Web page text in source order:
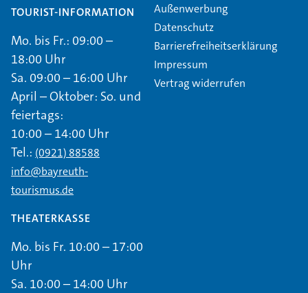
TOURIST-INFORMATION
Mo. bis Fr.: 09:00 –
18:00 Uhr
Sa. 09:00 – 16:00 Uhr
April – Oktober: So. und
feiertags:
10:00 – 14:00 Uhr
Tel.: (0921) 88588
info@bayreuth-
tourismus.de
THEATERKASSE
Mo. bis Fr. 10:00 – 17:00
Uhr
Sa. 10:00 – 14:00 Uhr
Außenwerbung
Datenschutz
Barrierefreiheitserklärung
Impressum
Vertrag widerrufen